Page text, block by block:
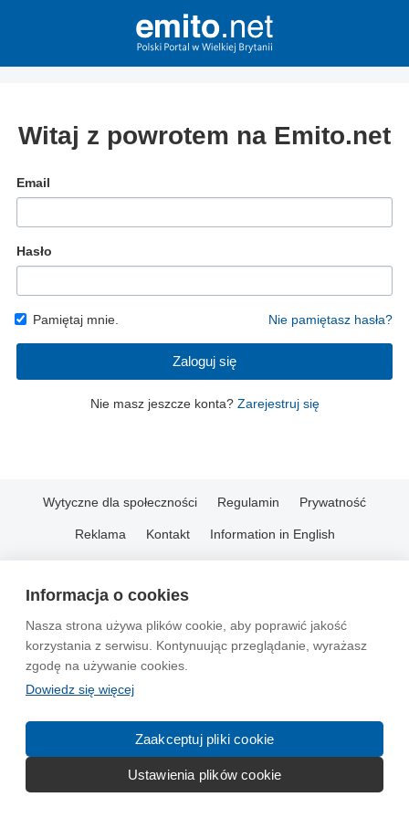
Informacja o cookies
Nasza strona używa plików cookie, aby poprawić jakość
korzystania z serwisu. Kontynuując przeglądanie, wyrażasz
zgodę na używanie cookies.
Dowiedz się więcej
Zaakceptuj pliki cookie
Ustawienia plików cookie
Witaj z powrotem na Emito.net
Email
Hasło
Pamiętaj mnie. Nie pamiętasz hasła?
Zaloguj się
Nie masz jeszcze konta? Zarejestruj się
Wytyczne dla społeczności Regulamin Prywatność
Reklama Kontakt Information in English